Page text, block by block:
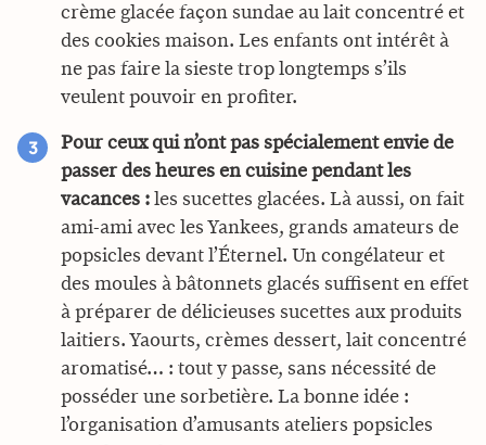
crème glacée façon sundae au lait concentré et
des cookies maison. Les enfants ont intérêt à
ne pas faire la sieste trop longtemps s’ils
veulent pouvoir en profiter.
Pour ceux qui n’ont pas spécialement envie de
passer des heures en cuisine pendant les
vacances : les sucettes glacées. Là aussi, on fait
ami-ami avec les Yankees, grands amateurs de
popsicles devant l’Éternel. Un congélateur et
des moules à bâtonnets glacés suffisent en effet
à préparer de délicieuses sucettes aux produits
laitiers. Yaourts, crèmes dessert, lait concentré
aromatisé… : tout y passe, sans nécessité de
posséder une sorbetière. La bonne idée :
l’organisation d’amusants ateliers popsicles